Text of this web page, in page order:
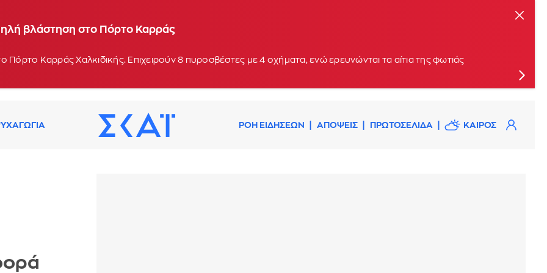
στη Σκύρο
βλάστηση στο Πόρτο Καρράς
Πόρτο Καρράς Χαλκιδικής. Επιχειρούν 8 πυροσβέστες με 4 οχήματα, ενώ ερευνώνται τα αίτια της φωτιάς
ΡΟΗ ΕΙΔΗΣΕΩΝ ΑΠΟΨΕΙΣ ΠΡΩΤΟΣΕΛΙΔΑ ΚΑΙΡΟΣ